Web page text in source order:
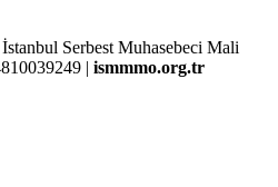
Serbest Muhasebeci Mali
| ismmmo.org.tr